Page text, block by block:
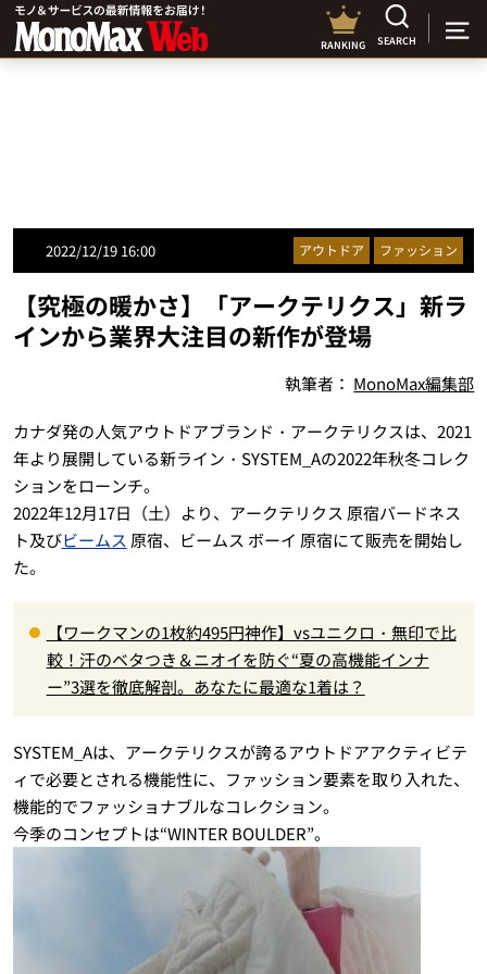
RANKING SEARCH
2022/12/19 16:00 アウトドア ファッション
【究極の暖かさ】「アークテリクス」新ラ
インから業界大注目の新作が登場
執筆者： MonoMax編集部
カナダ発の人気アウトドアブランド・アークテリクスは、2021
年より展開している新ライン・SYSTEM_Aの2022年秋冬コレク
ションをローンチ。
2022年12月17日（土）より、アークテリクス 原宿バードネス
ト及びビームス 原宿、ビームス ボーイ 原宿にて販売を開始し
た。
【ワークマンの1枚約495円神作】vsユニクロ・無印で比
較！汗のベタつき＆ニオイを防ぐ“夏の高機能インナ
ー”3選を徹底解剖。あなたに最適な1着は？
SYSTEM_Aは、アークテリクスが誇るアウトドアアクティビテ
ィで必要とされる機能性に、ファッション要素を取り入れた、
機能的でファッショナブルなコレクション。
今季のコンセプトは“WINTER BOULDER”。